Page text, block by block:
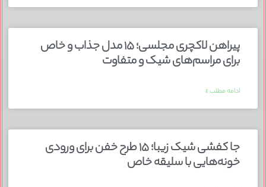
پیراهن لاکچری مجلسی؛ ۱۵ مدل جذاب و خاص
برای مراسم‌های شیک و متفاوت
ادامه مطلب »
جا کفشی شیک زیبا؛ ۱۵ طرح خفن برای ورودی
خونه‌هایی با سلیقه خاص